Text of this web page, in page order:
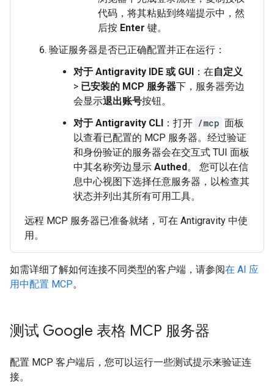
代码，将其粘贴到终端提示中，然
后按 Enter 键。
验证服务器是否已正确配置并正在运行：
对于 Antigravity IDE 或 GUI ：在自定义
> 已安装的 MCP 服务器下，服务器旁边
会显示退出账号按钮。
对于 Antigravity CLI ：打开 /mcp 面板
以查看已配置的 MCP 服务器。经过验证
和身份验证的服务器会在交互式 TUI 面板
中其名称旁边显示 Authed。 您可以在信
息中心视图下选择任意服务器，以检查其
状态并列出其所有可用工具。
远程 MCP 服务器已准备就绪，可在 Antigravity 中使
用。
如需详细了解如何连接不同类型的客户端，请参阅在 AI 应
用中配置 MCP。
测试 Google 表格 MCP 服务器
配置 MCP 客户端后，您可以运行一些测试提示来验证连
接。